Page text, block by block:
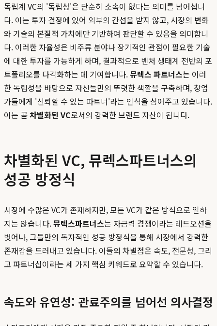
독립계 VC의 '독립성'은 단순히 소속이 없다는 의미를 넘어섭니
다. 이는 투자 결정에 있어 외부의 간섭을 받지 않고, 시장의 변화
와 기술의 본질적 가치에만 기반하여 판단할 수 있음을 의미합니
다. 이러한 자율성은 비주류 분야나 장기적인 관점이 필요한 기술
에 대한 투자를 가능하게 하며, 결과적으로 벤처 생태계 전반의 포
트폴리오를 다각화하는 데 기여합니다.뮤렉스 파트너스는 이러
한 독립성을 바탕으로 자신들만의 뚜렷한 색깔을 구축하며, 창업
가들에게 '신뢰할 수 있는 파트너'라는 인식을 심어주고 있습니다.
이는 곧차별화된 VC로서의 강력한 브랜드 자산이 됩니다.
차별화된 VC, 뮤렉스파트너스의
성공 방정식
시장에 수많은 VC가 존재하지만, 모든 VC가 같은 방식으로 일하
지는 않습니다.뮤렉스파트너스는 자금력 경쟁이라는 레드오션을
벗어나, 그들만의 독자적인 성공 방정식을 통해 시장에서 강력한
존재감을 드러내고 있습니다. 이들의 차별점은 속도, 전문성, 그리
고 파트너십이라는 세 가지 핵심 키워드로 요약할 수 있습니다.
속도와 유연성: 관료주의를 넘어선 의사결정